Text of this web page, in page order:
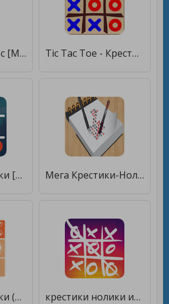
Филворды Плюс [Много монет] Tic Tac Toe - Крестики-нолики [Мод меню]
Крестики-нолики [Бесплатные покупки] Мега Крестики-Нолики [Много денег]
Крестики-нолики (Без рекламы) [Много денег] крестики нолики игры онлайн - игры бесплатно [Много денег]